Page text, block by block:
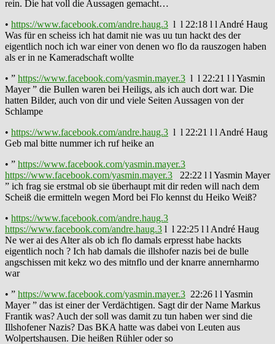
rein. Die hat voll die Aussagen gemacht…
• https://www.facebook.com/andre.haug.3 l l 22:18 l l André Haug
Was für en scheiss ich hat damit nie was uu tun hackt des der
eigentlich noch ich war einer von denen wo flo da rauszogen haben
als er in ne Kameradschaft wollte
• ” https://www.facebook.com/yasmin.mayer.3 l l 22:21 l l Yasmin
Mayer ” die Bullen waren bei Heiligs, als ich auch dort war. Die
hatten Bilder, auch von dir und viele Seiten Aussagen von der
Schlampe
• https://www.facebook.com/andre.haug.3 l l 22:21 l l André Haug
Geb mal bitte nummer ich ruf heike an
• ” https://www.facebook.com/yasmin.mayer.3
https://www.facebook.com/yasmin.mayer.3 22:22 l l Yasmin Mayer
” ich frag sie erstmal ob sie überhaupt mit dir reden will nach dem
Scheiß die ermitteln wegen Mord bei Flo kennst du Heiko Weiß?
• https://www.facebook.com/andre.haug.3
https://www.facebook.com/andre.haug.3 l l 22:25 l l André Haug
Ne wer ai des Alter als ob ich flo damals erpresst habe hackts
eigentlich noch ? Ich hab damals die illshofer nazis bei de bulle
angschissen mit kekz wo des mitnflo und der knarre annernharmo
war
• ” https://www.facebook.com/yasmin.mayer.3 22:26 l l Yasmin
Mayer ” das ist einer der Verdächtigen. Sagt dir der Name Markus
Frantik was? Auch der soll was damit zu tun haben wer sind die
Illshofener Nazis? Das BKA hatte was dabei von Leuten aus
Wolpertshausen. Die heißen Rühler oder so